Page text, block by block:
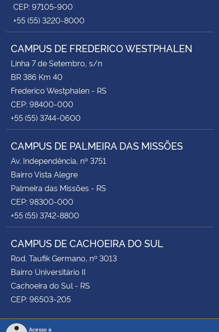
CEP: 97105-900
+55 (55) 3220-8000
CAMPUS DE FREDERICO WESTPHALEN
Linha 7 de Setembro, s/n
BR 386 Km 40
Frederico Westphalen - RS
CEP: 98400-000
+55 (55) 3744-0600
CAMPUS DE PALMEIRA DAS MISSÕES
Av. Independência, nº 3751
Bairro Vista Alegre
Palmeira das Missões - RS
CEP: 98300-000
+55 (55) 3742-8800
CAMPUS DE CACHOEIRA DO SUL
Rod. Taufik Germano, nº 3013
Bairro Universitário II
Cachoeira do Sul - RS
CEP: 96503-205
Acesso à